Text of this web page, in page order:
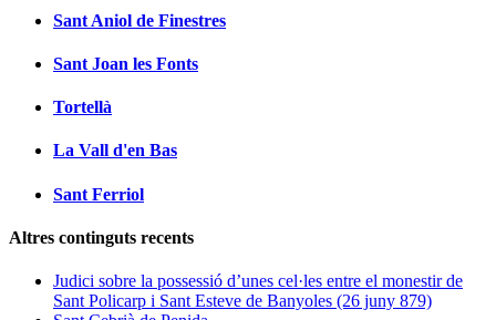
Sant Aniol de Finestres
Sant Joan les Fonts
Tortellà
La Vall d'en Bas
Sant Ferriol
Altres continguts recents
Judici sobre la possessió d’unes cel·les entre el monestir de
Sant Policarp i Sant Esteve de Banyoles (26 juny 879)